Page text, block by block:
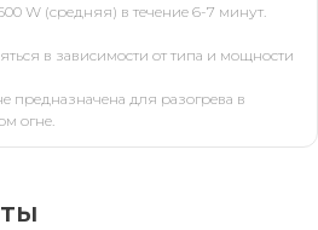
W (средняя) в течение 6-7 минут.
в зависимости от типа и мощности
предназначена для разогрева в
огне.